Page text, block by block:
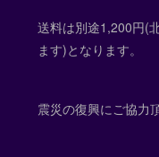
送料は別途1,200円(
ます)となります。
震災の復興にご協力